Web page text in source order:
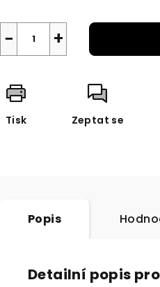
+
−
Tisk Zeptat se
Popis
Detailní popis